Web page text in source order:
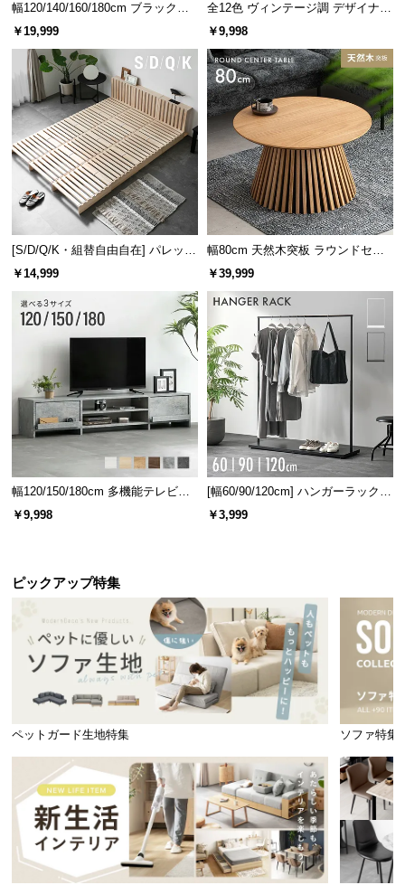
幅120/140/160/180cm ブラックフ
レーム ダイニング 大理石調 4人掛
￥19,999
全12色 ヴィンテージ調 デザイナー
ズシェルチェア
￥9,998
[S/D/Q/K・組替自由自在] パレット
ベッド 8/12/16枚セット
￥14,999
幅80cm 天然木突板 ラウンドセン
ターテーブル 美しい格子デザイン
￥39,999
幅120/150/180cm 多機能テレビボ
ード 木目/石目調 オープン収納・
￥9,998
[幅60/90/120cm] ハンガーラック
スチール 4段階高さ調節 サイドフ
￥3,999
ピックアップ特集
ペットガード生地特集 ソファ特集